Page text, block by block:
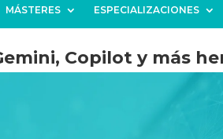
MÁSTERES ESPECIALIZACIONES
Copilot y más